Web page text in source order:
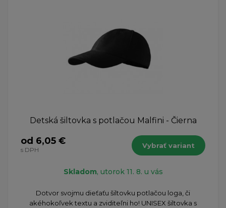
Detská šiltovka s potlačou Malfini - Čierna
od 6,05 €
s DPH
Vybrať variant
Skladom, utorok 11. 8. u vás
Dotvor svojmu dieťaťu šiltovku potlačou loga, či
akéhokoľvek textu a zviditeľni ho! UNISEX šiltovka s